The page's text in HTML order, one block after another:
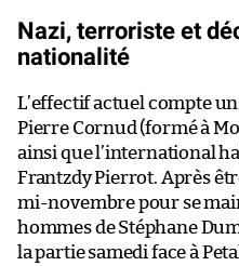
Nazi, terroriste et
nationalité
L’effectif actuel compte
Pierre Cornud (formé à
ainsi que l’international
Frantzdy Pierrot. Après
mi-novembre pour se
hommes de Stéphane
la partie samedi face à